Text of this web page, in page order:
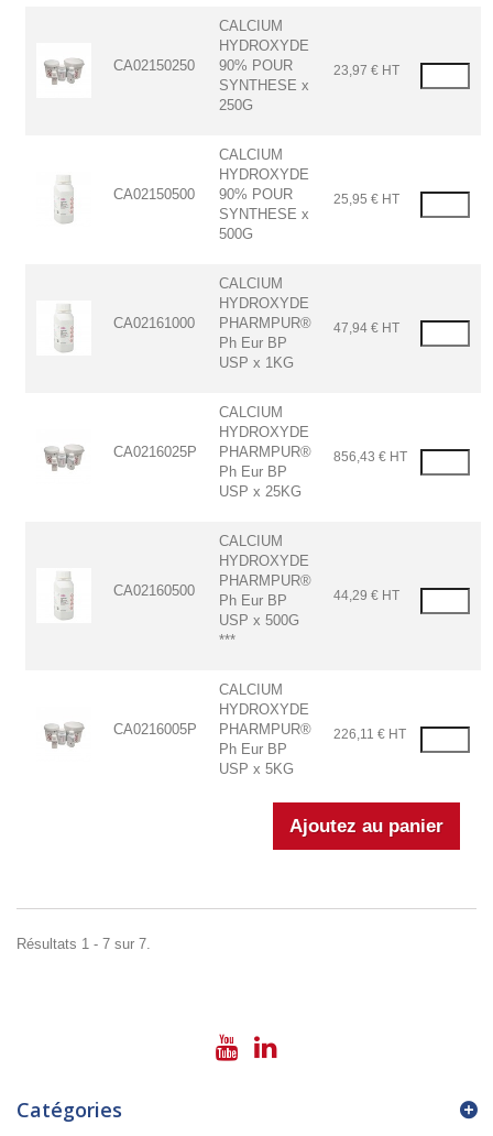
CA02150250
CALCIUM
HYDROXYDE
90% POUR
SYNTHESE x
250G
23,97 € HT
CA02150500
CALCIUM
HYDROXYDE
90% POUR
SYNTHESE x
500G
25,95 € HT
CA02161000
CALCIUM
HYDROXYDE
PHARMPUR®
Ph Eur BP
USP x 1KG
47,94 € HT
CA0216025P
CALCIUM
HYDROXYDE
PHARMPUR®
Ph Eur BP
USP x 25KG
856,43 € HT
CA02160500
CALCIUM
HYDROXYDE
PHARMPUR®
Ph Eur BP
USP x 500G
***
44,29 € HT
CA0216005P
CALCIUM
HYDROXYDE
PHARMPUR®
Ph Eur BP
USP x 5KG
226,11 € HT
Résultats 1 - 7 sur 7.
Catégories